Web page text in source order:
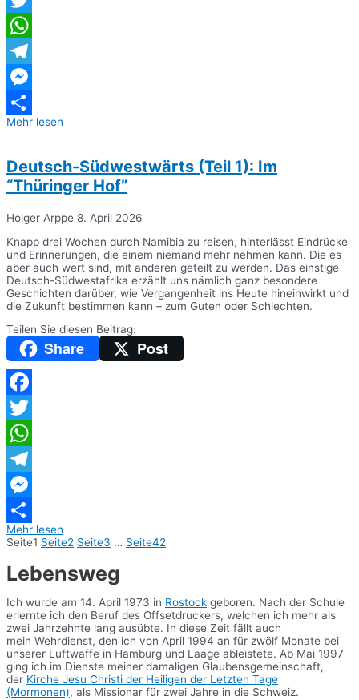
Twitter
WhatsApp
Telegram
Messenger
Teilen
Mehr lesen
Deutsch-Südwestwärts (Teil 1): Im
“Thüringer Hof”
Holger Arppe 8. April 2026
Knapp drei Wochen durch Namibia zu reisen, hinterlässt Eindrücke
und Erinnerungen, die einem niemand mehr nehmen kann. Die es
aber auch wert sind, mit anderen geteilt zu werden. Das einstige
Deutsch-Südwestafrika erzählt uns nämlich ganz besondere
Geschichten darüber, wie Vergangenheit ins Heute hineinwirkt und
die Zukunft bestimmen kann – zum Guten oder Schlechten.
Teilen Sie diesen Beitrag:
Share Post
Facebook
Twitter
WhatsApp
Telegram
Messenger
Teilen
Mehr lesen
Seite1 Seite2 Seite3 … Seite42
Lebensweg
Ich wurde am 14. April 1973 in Rostock geboren. Nach der Schule
erlernte ich den Beruf des Offsetdruckers, welchen ich mehr als
zwei Jahrzehnte lang ausübte. In diese Zeit fällt auch
mein Wehrdienst, den ich von April 1994 an für zwölf Monate bei
unserer Luftwaffe in Hamburg und Laage ableistete. Ab Mai 1997
ging ich im Dienste meiner damaligen Glaubensgemeinschaft,
der Kirche Jesu Christi der Heiligen der Letzten Tage
(Mormonen), als Missionar für zwei Jahre in die Schweiz.